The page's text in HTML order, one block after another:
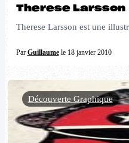
Therese Larsson
Therese Larsson est une
Par Guillaumele 18 janvier 2010
Découverte Graphique